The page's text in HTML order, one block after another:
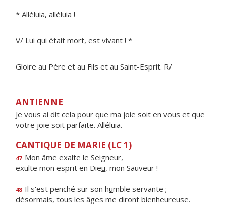
* Alléluia, alléluia !
V/ Lui qui était mort, est vivant ! *
Gloire au Père et au Fils et au Saint-Esprit. R/
ANTIENNE
Je vous ai dit cela pour que ma joie soit en vous et que
votre joie soit parfaite. Alléluia.
CANTIQUE DE MARIE (LC 1)
47 Mon âme exalte le Seigneur,
exulte mon esprit en Dieu, mon Sauveur !
48 Il s'est penché sur son humble servante ;
désormais, tous les âges me diront bienheureuse.